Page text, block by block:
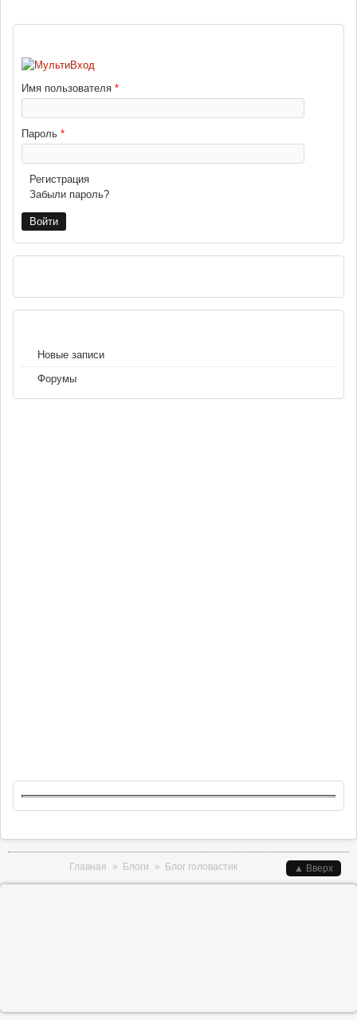
Имя пользователя *
Пароль *
Регистрация
Забыли пароль?
Новые записи
Форумы
Главная » Блоги » Блог головастик ▲ Вверх